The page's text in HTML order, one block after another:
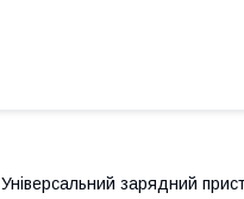
Універсальний зарядний